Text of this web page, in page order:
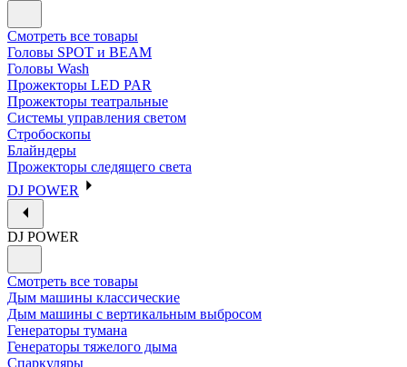
Смотреть все товары
Головы SPOT и BEAM
Головы Wash
Прожекторы LED PAR
Прожекторы театральные
Системы управления светом
Стробоскопы
Блайндеры
Прожекторы следящего света
DJ POWER
DJ POWER
Смотреть все товары
Дым машины классические
Дым машины с вертикальным выбросом
Генераторы тумана
Генераторы тяжелого дыма
Спаркуляры